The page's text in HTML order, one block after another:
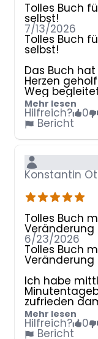
Tolles Buch
selbst!
7/13/2026
Tolles Buch
selbst!
Das Buch
Herzen
Weg
mich zurück
kann das
mit sich
möchte und
Seiten des
Mehr lesen
Hilfreich? 0
Bericht
Konstantin
Tolles Buch
Veränderung
6/23/2026
Tolles Buch
Veränderung
Ich habe
zufrieden
Tag mal ein
nehmen,
innerstes zu
Mehr lesen
Hilfreich? 0
Bericht